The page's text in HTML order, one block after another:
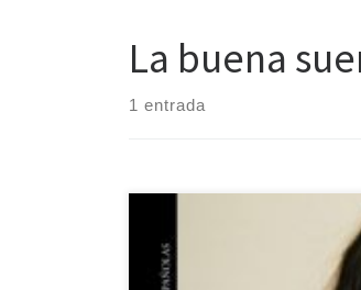
La buena
1 entrada
Iniciamos el 2021 con la última
periodista Rosa Montero que